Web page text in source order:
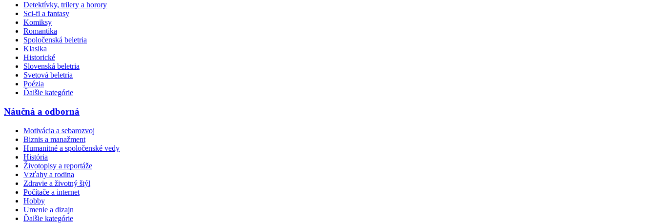
Detektívky, trilery a horory
Sci-fi a fantasy
Komiksy
Romantika
Spoločenská beletria
Klasika
Historické
Slovenská beletria
Svetová beletria
Poézia
Ďalšie kategórie
Náučná a odborná
Motivácia a sebarozvoj
Biznis a manažment
Humanitné a spoločenské vedy
História
Životopisy a reportáže
Vzťahy a rodina
Zdravie a životný štýl
Počítače a internet
Hobby
Umenie a dizajn
Ďalšie kategórie